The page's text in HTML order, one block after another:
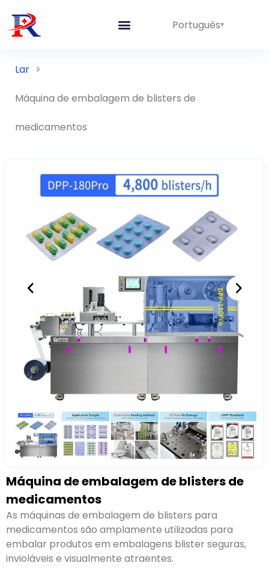
Português
Lar >
Máquina de embalagem de blisters de
medicamentos
Máquina de embalagem de blisters de
medicamentos
As máquinas de embalagem de blisters para
medicamentos são amplamente utilizadas para
embalar produtos em embalagens blister seguras,
invioláveis e visualmente atraentes.